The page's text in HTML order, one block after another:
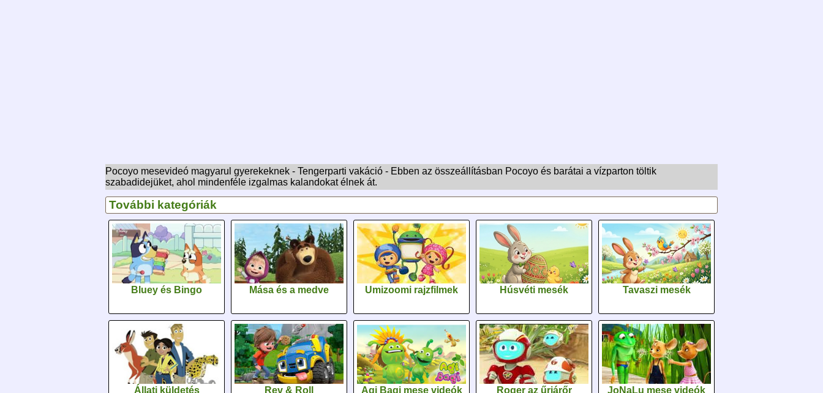
Pocoyo mesevideó magyarul gyerekeknek - Tengerparti vakáció - Ebben az összeállításban Pocoyo és barátai a vízparton töltik
szabadidejüket, ahol mindenféle izgalmas kalandokat élnek át.
További kategóriák
Bluey és Bingo Mása és a medve Umizoomi rajzfilmek Húsvéti mesék Tavaszi mesék
Állati küldetés Rev & Roll Agi Bagi mese videók Roger az űrjárőr JoNaLu mese videók